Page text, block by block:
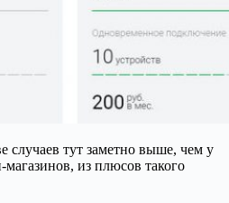
случаев тут заметно выше, чем у
из плюсов такого